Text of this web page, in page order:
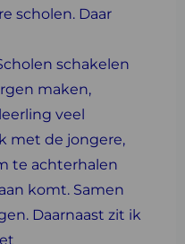
scholen. Daar
schakelen
maken,
veel
met de jongere,
te achterhalen
komt. Samen
Daarnaast zit ik